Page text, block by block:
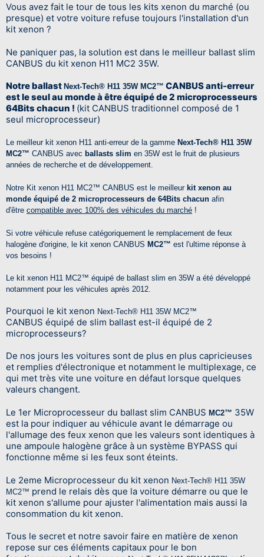
Vous avez fait le tour de tous les kits xenon du marché (ou
presque) et votre voiture refuse toujours l'installation d'un
kit xenon ?
Ne paniquer pas, la solution est dans le meilleur ballast slim
CANBUS du kit xenon H11 MC2 35W.
Notre ballast Next-Tech® H11 35W MC2™ CANBUS anti-erreur
est le seul au monde à être équipé de 2 microprocesseurs
64Bits chacun ! (kit CANBUS traditionnel composé de 1
seul microprocesseur)
Le meilleur kit xenon H11 anti-erreur de la gamme Next-Tech® H11 35W
MC2™ CANBUS avec ballasts slim en 35W est le fruit de plusieurs
années de recherche et de développement.
Notre Kit xenon H11 MC2™ CANBUS est le meilleurkit xenon au
monde équipé de 2 microprocesseurs de 64Bits chacun afin
d'être compatible avec 100% des véhicules du marché !
Si votre véhicule refuse catégoriquement le remplacement de feux
halogène d'origine, le kit xenon CANBUS MC2™ est l'ultime réponse à
vos besoins !
Le kit xenon H11 MC2™ équipé de ballast slim en 35W a été développé
notamment pour les véhicules après 2012.
Pourquoi le kit xenon Next-Tech® H11 35W MC2™
CANBUS équipé de slim ballast est-il équipé de 2
microprocesseurs?
De nos jours les voitures sont de plus en plus capricieuses
et remplies d'électronique et notamment le multiplexage, ce
qui met très vite une voiture en défaut lorsque quelques
valeurs changent.
Le 1er Microprocesseur du ballast slim CANBUS MC2™ 35W
est la pour indiquer au véhicule avant le démarrage ou
l'allumage des feux xenon que les valeurs sont identiques à
une ampoule halogène grâce à un système BYPASS qui
fonctionne même si les feux sont éteints.
Le 2eme Microprocesseur du kit xenon Next-Tech® H11 35W
MC2™ prend le relais dès que la voiture démarre ou que le
kit xenon s'allume pour ajuster l'alimentation mais aussi la
consommation du kit xenon.
Tous le secret et notre savoir faire en matière de xenon
repose sur ces éléments capitaux pour le bon